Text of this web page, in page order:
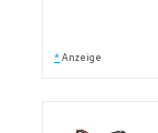
* Anzeige